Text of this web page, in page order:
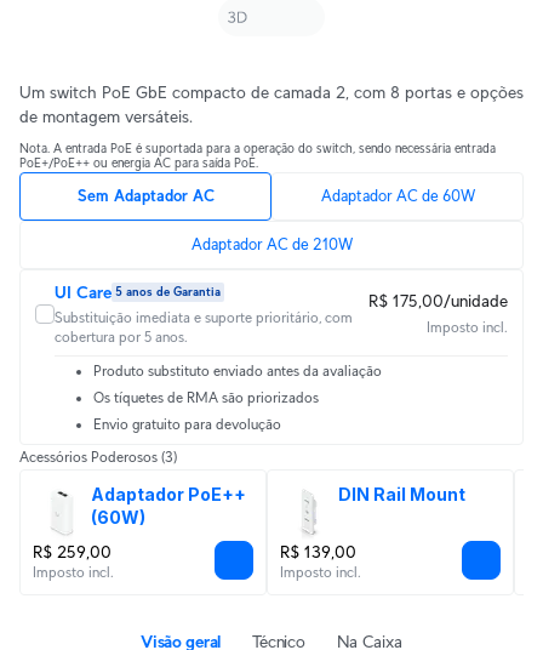
Um switch PoE GbE compacto de camada 2, com 8 portas e opções
de montagem versáteis.
Nota. A entrada PoE é suportada para a operação do switch, sendo necessária entrada
PoE+/PoE++ ou energia AC para saída PoE.
Sem Adaptador AC Adaptador AC de 60W
Adaptador AC de 210W
UI Care 5 anos de Garantia
Substituição imediata e suporte prioritário, com
cobertura por 5 anos.
R$ 175,00/unidade
Imposto incl.
Produto substituto enviado antes da avaliação
Os tíquetes de RMA são priorizados
Envio gratuito para devolução
Acessórios Poderosos (3)
Adaptador PoE++
(60W)
R$ 259,00
Imposto incl.
DIN Rail Mount
R$ 139,00
Imposto incl.
Visão geral Técnico Na Caixa